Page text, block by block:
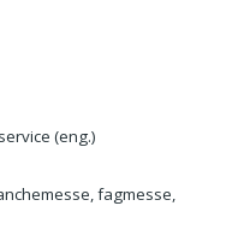
(eng.)
fagmesse,